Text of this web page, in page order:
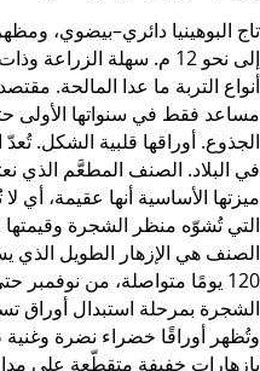
البوهينيا دائري–بيضوي،
إلى نحو 12 م. سهلة
التربة ما عدا المالحة.
فقط في سنواتها الأولى
أوراقها قلبية الشكل. تُعدّ
البلاد. الصنف المطعَّم الذي نعتزّ
الأساسية أنها عقيمة، أي لا
تُشوّه منظر الشجرة وقيمتها
هي الإزهار الطويل الذي
120 يومًا متواصلة، من نوفمبر
بمرحلة استبدال أوراق
أوراقًا خضراء نضرة وغنية
خفيفة متقطّعة على مدار